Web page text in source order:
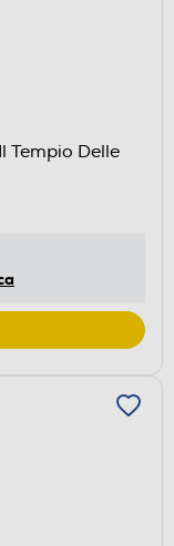
Tempio Delle